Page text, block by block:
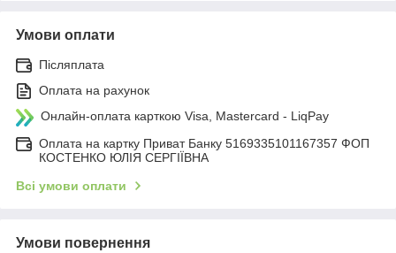
Умови оплати
Післяплата
Оплата на рахунок
Онлайн-оплата карткою Visa, Mastercard - LiqPay
Оплата на картку Приват Банку 5169335101167357 ФОП
КОСТЕНКО ЮЛІЯ СЕРГІЇВНА
Всі умови оплати
Умови повернення